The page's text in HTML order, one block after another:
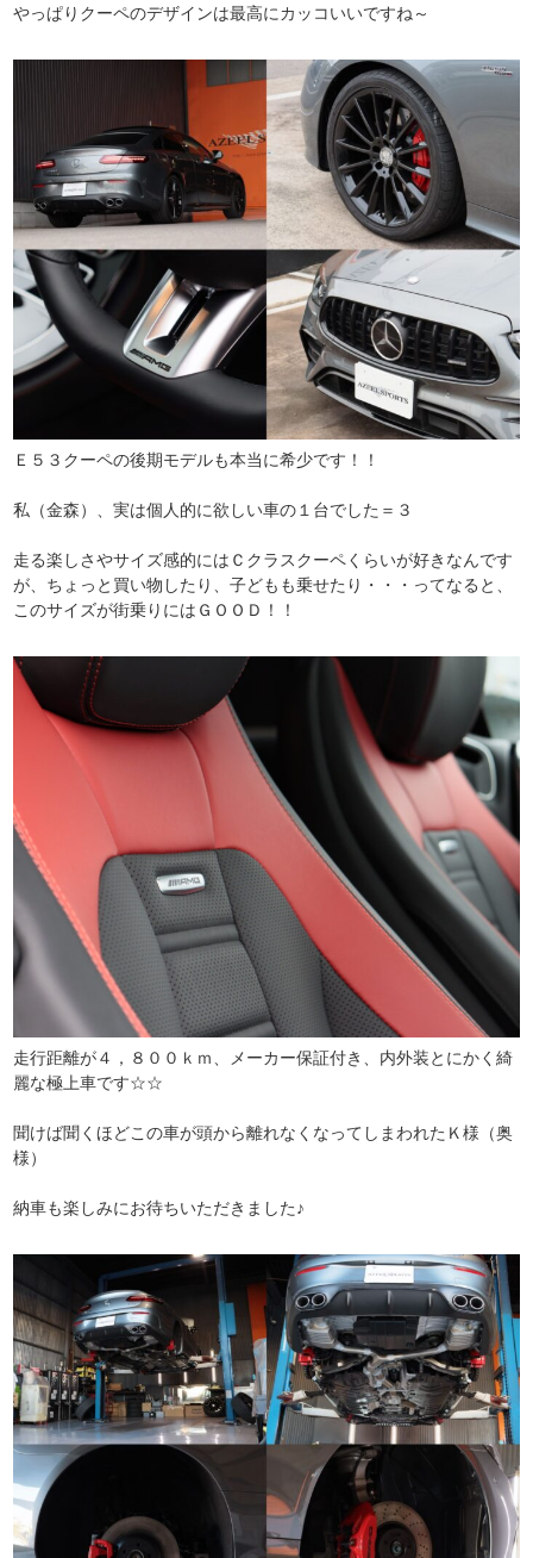
やっぱりクーペのデザインは最高にカッコいいですね～
Ｅ５３クーペの後期モデルも本当に希少です！！
私（金森）、実は個人的に欲しい車の１台でした＝３
走る楽しさやサイズ感的にはＣクラスクーペくらいが好きなんです
が、ちょっと買い物したり、子どもも乗せたり・・・ってなると、
このサイズが街乗りにはＧＯＯＤ！！
走行距離が４，８００ｋｍ、メーカー保証付き、内外装とにかく綺
麗な極上車です☆☆
聞けば聞くほどこの車が頭から離れなくなってしまわれたＫ様（奥
様）
納車も楽しみにお待ちいただきました♪